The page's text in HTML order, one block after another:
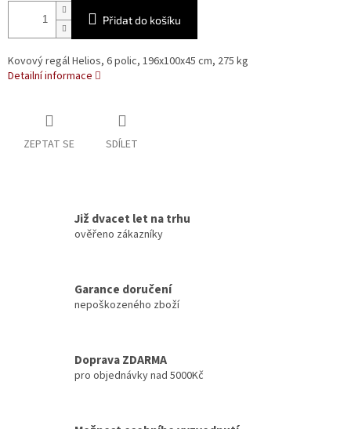
Přidat do košíku
Kovový regál Helios, 6 polic, 196x100x45 cm, 275 kg
Detailní informace
ZEPTAT SE SDÍLET
Již dvacet let na trhu
ověřeno zákazníky
Garance doručení
nepoškozeného zboží
Doprava ZDARMA
pro objednávky nad 5000Kč